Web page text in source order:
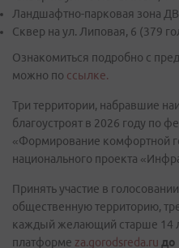
Ландшафтно-парковая зона
Сквер на ул. Липовая, 6 (379
Ознакомиться подробно с
можно по ссылке.
Три территории, набравшие
благоустроят в 2026 году по
«Формирование комфортной
национального проекта
Принять участие в
общественную территорию,
каждый желающий старше 14
платформе za.gorodsreda.ru до